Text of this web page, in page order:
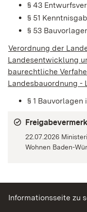
§ 43
§ 51
§ 53
Verordnung der
Landesentwicklung
baurechtliche
Landesbauordnung -
§ 1
Freigabevermerk
22.07.2026
Wohnen Baden-
Informationsseite zu